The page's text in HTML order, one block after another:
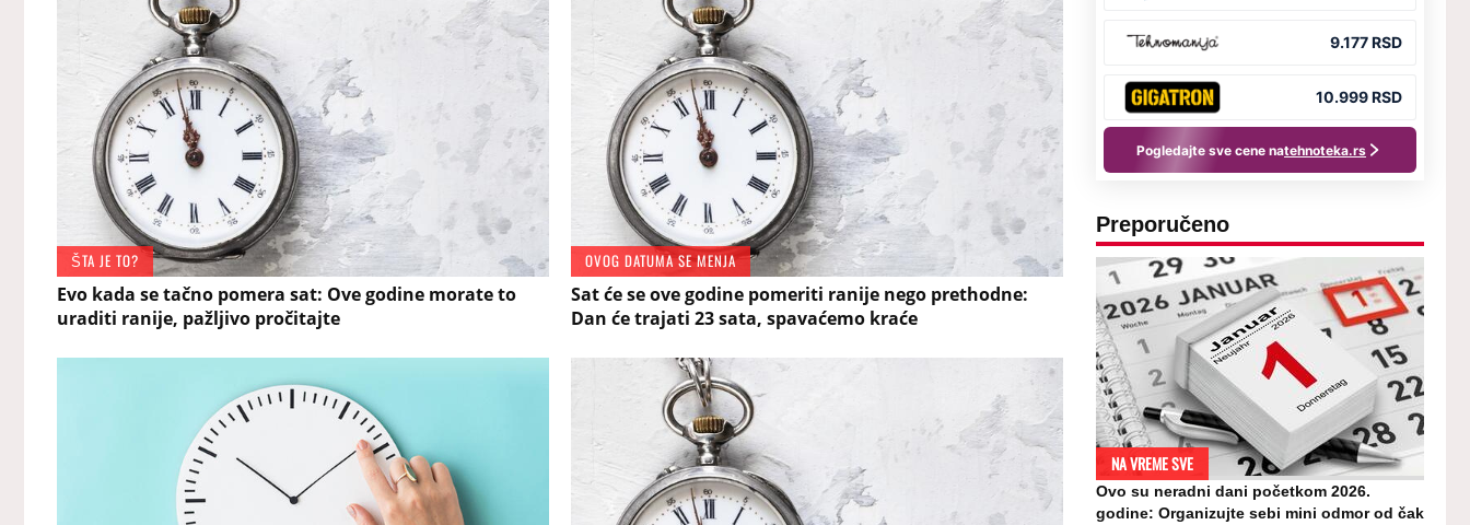
ŠTA JE TO?
Evo kada se tačno pomera sat: Ove godine morate to
uraditi ranije, pažljivo pročitajte
OVOG DATUMA SE MENJA
Sat će se ove godine pomeriti ranije nego prethodne:
Dan će trajati 23 sata, spavaćemo kraće
Preporučeno
NA VREME SVE
Ovo su neradni dani početkom 2026.
godine: Organizujte sebi mini odmor od čak